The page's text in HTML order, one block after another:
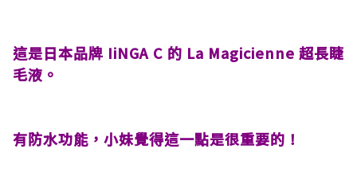
這是日本品牌 IiNGA C 的 La Magicienne 超長睫
毛液。
有防水功能，小妹覺得這一點是很重要的！